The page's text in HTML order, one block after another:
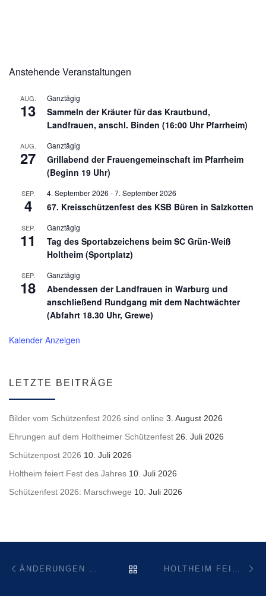
Anstehende Veranstaltungen
AUG.
13
Ganztägig
Sammeln der Kräuter für das Krautbund,
Landfrauen, anschl. Binden (16:00 Uhr Pfarrheim)
AUG.
27
Ganztägig
Grillabend der Frauengemeinschaft im Pfarrheim
(Beginn 19 Uhr)
SEP.
4
4. September 2026 -7. September 2026
67. Kreisschützenfest des KSB Büren in Salzkotten
SEP.
11
Ganztägig
Tag des Sportabzeichens beim SC Grün-Weiß
Holtheim (Sportplatz)
SEP.
18
Ganztägig
Abendessen der Landfrauen in Warburg und
anschließend Rundgang mit dem Nachtwächter
(Abfahrt 18.30 Uhr, Grewe)
Kalender Anzeigen
LETZTE BEITRÄGE
Bilder vom Schützenfest 2026 sind online 3. August 2026
Ehrungen auf dem Holtheimer Schützenfest 26. Juli 2026
Schützenpost 2026 10. Juli 2026
Holtheim feiert Fest des Jahres 10. Juli 2026
Schützenfest 2026: Marschwege 10. Juli 2026
BeitragsnavigationZURÜCK ZUR